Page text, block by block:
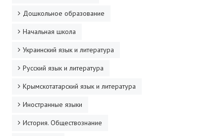
Дошкольное образование
Начальная школа
Украинский язык и литература
Русский язык и литература
Крымскотатарский язык и литература
Иностранные языки
История. Обществознание